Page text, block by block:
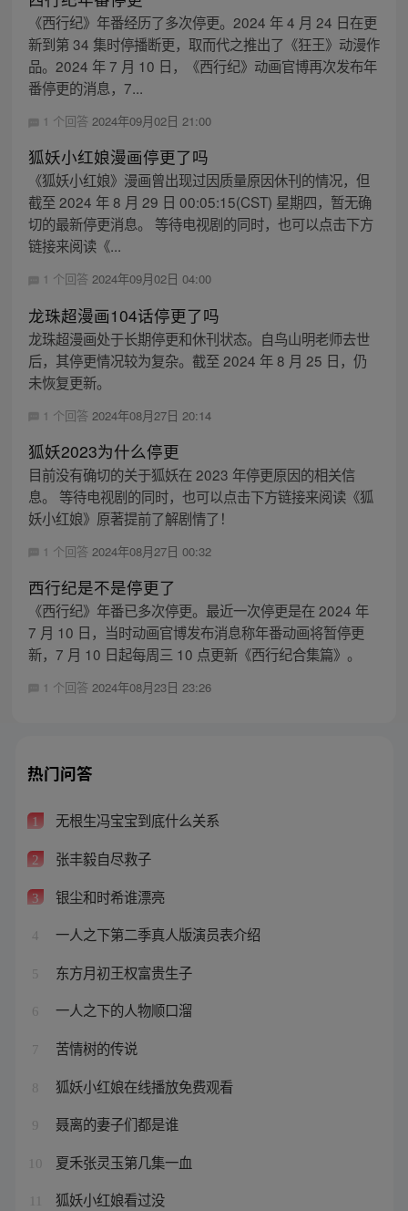
《西行纪》年番经历了多次停更。2024 年 4 月 24 日在更
新到第 34 集时停播断更，取而代之推出了《狂王》动漫作
品。2024 年 7 月 10 日，《西行纪》动画官博再次发布年
番停更的消息，7...
1 个回答 2024年09月02日 21:00
狐妖小红娘漫画停更了吗
《狐妖小红娘》漫画曾出现过因质量原因休刊的情况，但
截至 2024 年 8 月 29 日 00:05:15(CST) 星期四，暂无确
切的最新停更消息。 等待电视剧的同时，也可以点击下方
链接来阅读《...
1 个回答 2024年09月02日 04:00
龙珠超漫画104话停更了吗
龙珠超漫画处于长期停更和休刊状态。自鸟山明老师去世
后，其停更情况较为复杂。截至 2024 年 8 月 25 日，仍
未恢复更新。
1 个回答 2024年08月27日 20:14
狐妖2023为什么停更
目前没有确切的关于狐妖在 2023 年停更原因的相关信
息。 等待电视剧的同时，也可以点击下方链接来阅读《狐
妖小红娘》原著提前了解剧情了！
1 个回答 2024年08月27日 00:32
西行纪是不是停更了
《西行纪》年番已多次停更。最近一次停更是在 2024 年
7 月 10 日，当时动画官博发布消息称年番动画将暂停更
新，7 月 10 日起每周三 10 点更新《西行纪合集篇》。
1 个回答 2024年08月23日 23:26
热门问答
1 无根生冯宝宝到底什么关系
2 张丰毅自尽救子
3 银尘和时希谁漂亮
4 一人之下第二季真人版演员表介绍
5 东方月初王权富贵生子
6 一人之下的人物顺口溜
7 苦情树的传说
8 狐妖小红娘在线播放免费观看
9 聂离的妻子们都是谁
10 夏禾张灵玉第几集一血
狐妖小红娘看过没